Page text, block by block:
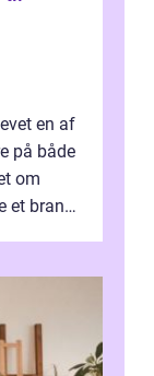
en af
på både
om
et brand,